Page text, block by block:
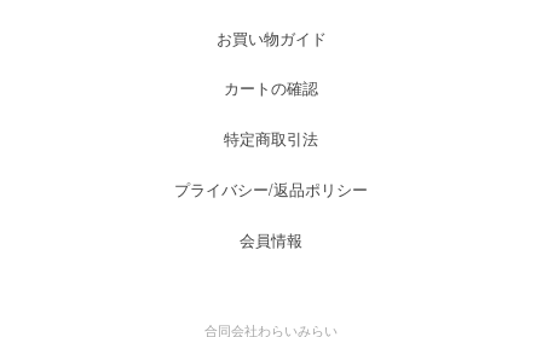
お買い物ガイド
カートの確認
特定商取引法
プライバシー/返品ポリシー
会員情報
合同会社わらいみらい